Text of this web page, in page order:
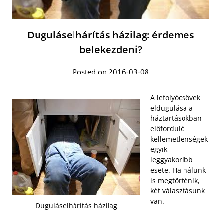
Duguláselhárítás házilag: érdemes
belekezdeni?
Posted on 2016-03-08
Duguláselhárítás házilag
A lefolyócsövek
eldugulása a
háztartásokban
előforduló
kellemetlenségek
egyik
leggyakoribb
esete. Ha nálunk
is megtörténik,
két választásunk
van.